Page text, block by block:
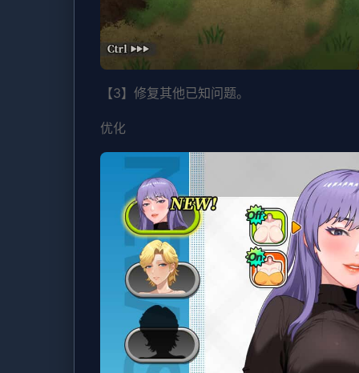
【3】修复其他已知问题。
优化